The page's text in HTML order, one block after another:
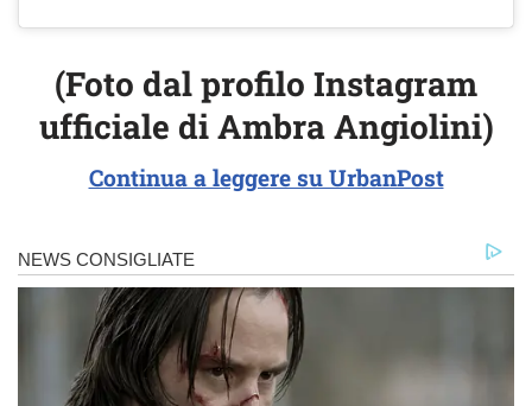
(Foto dal profilo Instagram
ufficiale di Ambra Angiolini)
Continua a leggere su UrbanPost